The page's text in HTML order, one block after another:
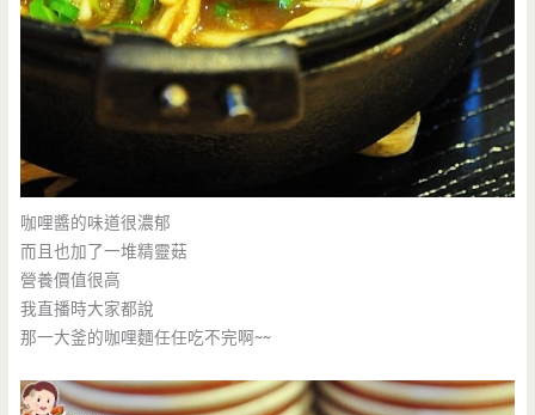
咖哩醬的味道很濃郁
而且也加了一堆精靈菇
營養價值很高
我直播時大家都說
那一大釜的咖哩麵任任吃不完啊~~